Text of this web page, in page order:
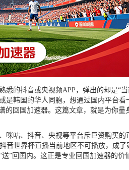
的抖音或央视频APP，弹出的却是“
韩国的华人同胞，想通过国内平台
回国加速器。这篇文章，就是为你
咕、抖音、央视等平台斥巨资购买
音世界杯直播当前地区不可播放，成
”回国内。这正是专业回国加速器的价